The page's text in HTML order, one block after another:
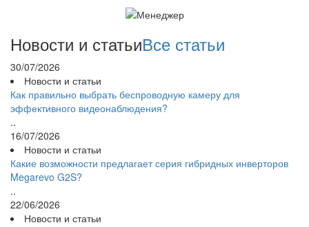
Новости и статьиВсе статьи
30/07/2026
Новости и статьи
Как правильно выбрать беспроводную камеру для
эффективного видеонаблюдения?
..
16/07/2026
Новости и статьи
Какие возможности предлагает серия гибридных инверторов
Megarevo G2S?
..
22/06/2026
Новости и статьи